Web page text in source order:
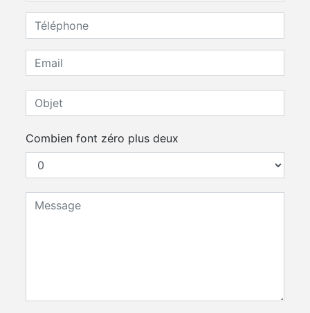
Combien font zéro plus deux